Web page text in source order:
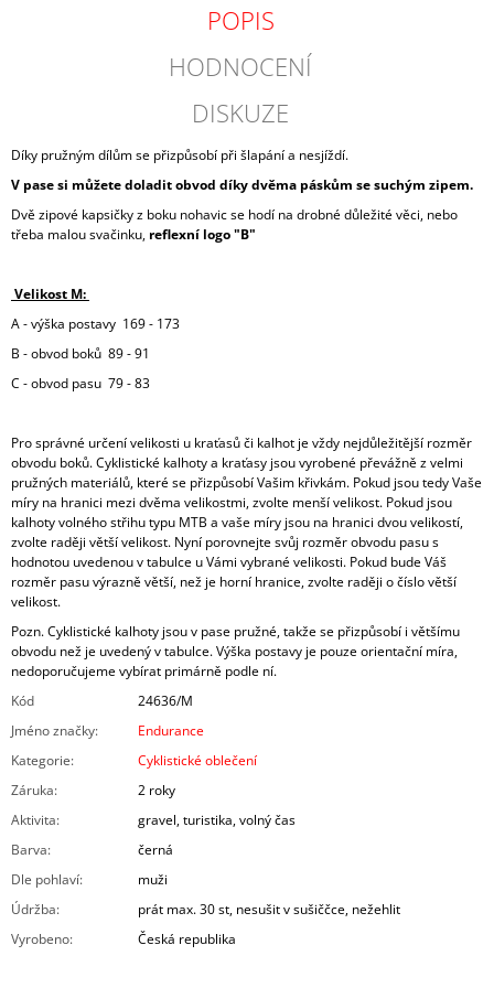
POPIS
HODNOCENÍ
DISKUZE
Díky pružným dílům se přizpůsobí při šlapání a nesjíždí.
V pase si můžete doladit obvod díky dvěma páskům se suchým zipem.
Dvě zipové kapsičky z boku nohavic se hodí na drobné důležité věci, nebo
třeba malou svačinku, reflexní logo "B"
Velikost M:
A - výška postavy 169 - 173
B - obvod boků 89 - 91
C - obvod pasu 79 - 83
Pro správné určení velikosti u kraťasů či kalhot je vždy nejdůležitější rozměr
obvodu boků. Cyklistické kalhoty a kraťasy jsou vyrobené převážně z velmi
pružných materiálů, které se přizpůsobí Vašim křivkám. Pokud jsou tedy Vaše
míry na hranici mezi dvěma velikostmi, zvolte menší velikost. Pokud jsou
kalhoty volného střihu typu MTB a vaše míry jsou na hranici dvou velikostí,
zvolte raději větší velikost. Nyní porovnejte svůj rozměr obvodu pasu s
hodnotou uvedenou v tabulce u Vámi vybrané velikosti. Pokud bude Váš
rozměr pasu výrazně větší, než je horní hranice, zvolte raději o číslo větší
velikost.
Pozn. Cyklistické kalhoty jsou v pase pružné, takže se přizpůsobí i většímu
obvodu než je uvedený v tabulce. Výška postavy je pouze orientační míra,
nedoporučujeme vybírat primárně podle ní.
Kód
24636/M
Jméno značky:
Endurance
Kategorie:
Cyklistické oblečení
Záruka:
2 roky
Aktivita:
gravel, turistika, volný čas
Barva:
černá
Dle pohlaví:
muži
Údržba:
prát max. 30 st, nesušit v sušiččce, nežehlit
Vyrobeno: Česká republika